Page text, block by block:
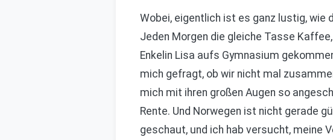
Wobei, eigentlich ist es ganz lustig, wie
Jeden Morgen die gleiche Tasse
Enkelin Lisa aufs Gymnasium
mich gefragt, ob wir nicht mal
mich mit ihren großen Augen so
Rente. Und Norwegen ist nicht gerade
geschaut, und ich hab versucht, meine